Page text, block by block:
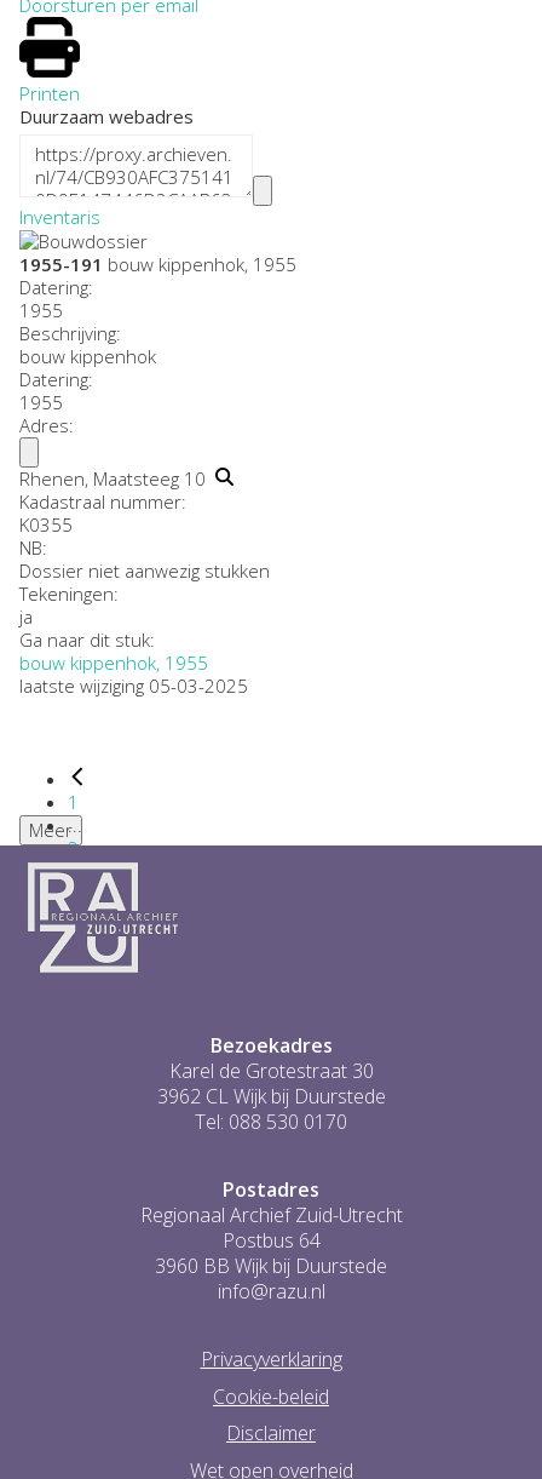
Printen
Duurzaam webadres
Inventaris
1955-191 bouw kippenhok, 1955
Datering:
1955
Beschrijving:
bouw kippenhok
Datering:
1955
Adres:
Rhenen, Maatsteeg 10
Kadastraal nummer:
K0355
NB:
Dossier niet aanwezig stukken
Tekeningen:
ja
Ga naar dit stuk:
bouw kippenhok, 1955
laatste wijziging 05-03-2025
1
...
2
3
4
5
6
...
Meer
Bezoekadres
Karel de Grotestraat 30
3962 CL Wijk bij Duurstede
Tel: 088 530 0170
Postadres
Regionaal Archief Zuid-Utrecht
Postbus 64
3960 BB Wijk bij Duurstede
info@razu.nl
Privacyverklaring
Cookie-beleid
Disclaimer
Wet open overheid